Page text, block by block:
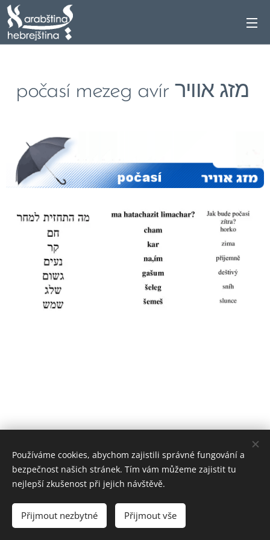
© 2022 Všechna práva vyhrazena
Vytvořeno službou
Webnode Cookies
Používáme cookies, abychom zajistili správné fungování a
bezpečnost našich stránek. Tím vám můžeme zajistit tu
nejlepší zkušenost při jejich návštěvě.
Přijmout nezbytné Přijmout vše